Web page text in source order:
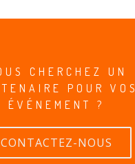
CHERCHEZ UN
POUR VOS
ÉVÉNEMENT ?
CONTACTEZ-NOUS